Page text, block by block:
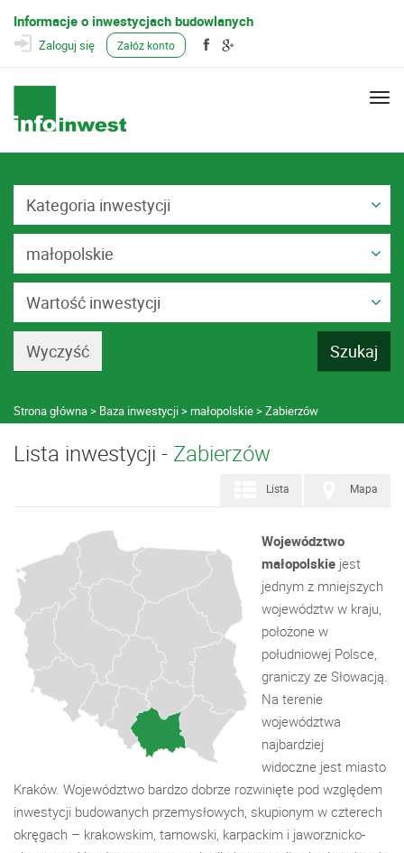
Informacje o inwestycjach budowlanych
Zaloguj się Załóż konto
Kategoria inwestycji
małopolskie
Wartość inwestycji
Strona główna Baza inwestycji małopolskie Zabierzów
Lista inwestycji - Zabierzów
Mapa
Lista
Województwo
małopolskie jest
jednym z mniejszych
województw w kraju,
położone w
południowej Polsce,
graniczy ze Słowacją.
Na terenie
województwa
najbardziej
widoczne jest miasto
Kraków. Województwo bardzo dobrze rozwinięte pod względem
inwestycji budowanych przemysłowych, skupionym w czterech
okręgach – krakowskim, tarnowski, karpackim i jaworznicko-